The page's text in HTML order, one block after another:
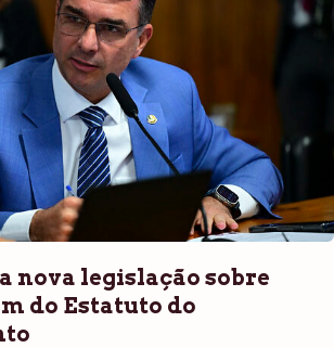
nova legislação sobre
do Estatuto do